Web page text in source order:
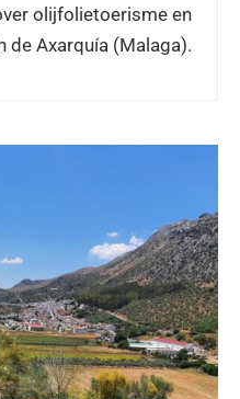
olijfolietoerisme en
Axarquía (Malaga).